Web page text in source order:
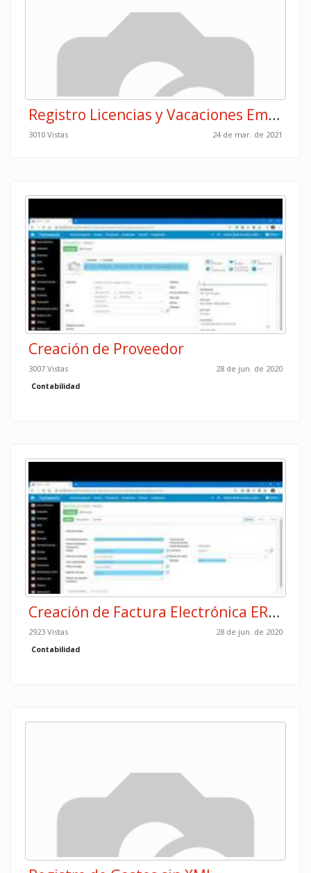
Registro Licencias y Vacaciones Empleados
3010 Vistas 24 de mar. de 2021
Creación de Proveedor
3007 Vistas 28 de jun. de 2020
Contabilidad
Creación de Factura Electrónica ERP506
2923 Vistas 28 de jun. de 2020
Contabilidad